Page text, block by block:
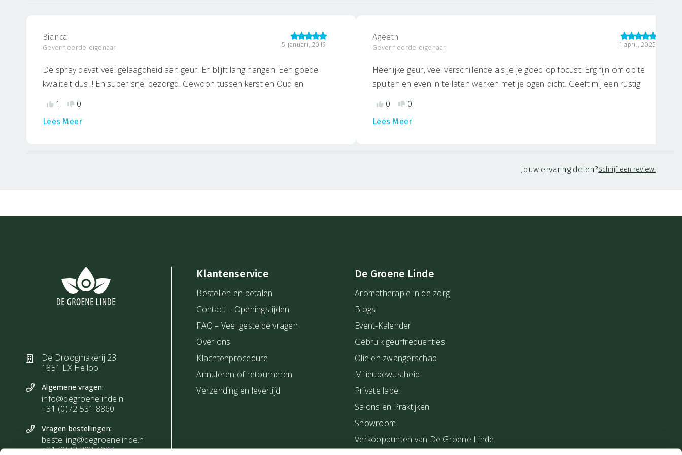
Tevens willen je conform Europese wetgeving wijzen op het volgende:
Bianca
Geverifieerde eigenaar 5 januari, 2019
De spray bevat veel gelaagdheid aan geur. En blijft lang hangen. Een goede
kwaliteit dus !! En super snel bezorgd. Gewoon tussen kerst en Oud en
Nieuw in. Top ?
1
0
Lees Meer
Ageeth
Geverifieerde eigenaar 1 april, 2025
Heerlijke geur, veel verschillende als je je goed op focust. Erg fijn om op te
spuiten en even in te laten werken met je ogen dicht. Geeft mij een rustig
vredig gevoel. Zie er echt naar uit om even een momentje te nemen
0
0
Lees Meer
Jouw ervaring delen?Schrijf een review!
De Droogmakerij 23
1851 LX Heiloo
Algemene vragen:
info@degroenelinde.nl
+31 (0)72 531 8860
Vragen bestellingen:
bestelling@degroenelinde.nl
+31 (0)72 303 4027
Klantenservice
Bestellen en betalen
Contact – Openingstijden
FAQ – Veel gestelde vragen
Over ons
Klachtenprocedure
Annuleren of retourneren
Verzending en levertijd
De Groene Linde
Aromatherapie in de zorg
Blogs
Event-Kalender
Gebruik geurfrequenties
Olie en zwangerschap
Milieubewustheid
Private label
Salons en Praktijken
Showroom
Verkooppunten van De Groene Linde